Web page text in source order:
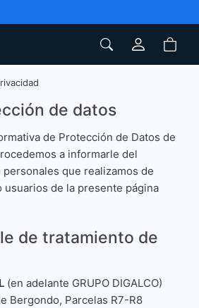
de datos
de Protección de Datos de
a informarle del
que realizamos de
de la presente página
de tratamiento de
(en adelante GRUPO DIGALCO)
Bergondo, Parcelas R7-R8